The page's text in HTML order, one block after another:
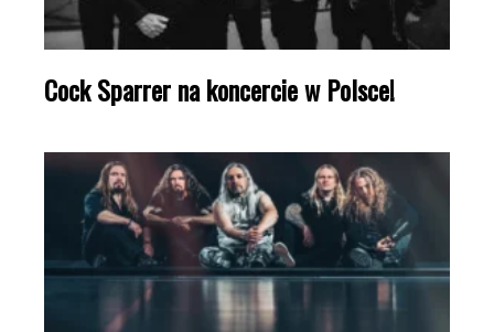
Cock Sparrer na koncercie w Polsce!